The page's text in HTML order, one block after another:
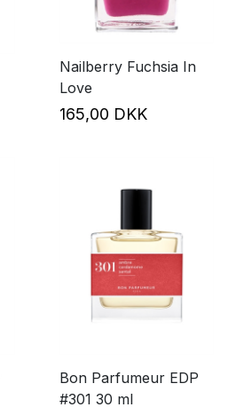
Nailberry Fuchsia In
Love
165,00 DKK
Bon Parfumeur EDP
#301 30 ml